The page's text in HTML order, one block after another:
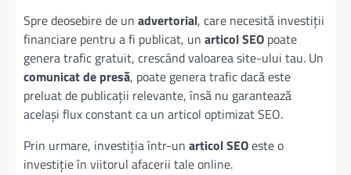
Spre deosebire de un advertorial, care necesită investiții
financiare pentru a fi publicat, un articol SEO poate
genera trafic gratuit, crescând valoarea site-ului tau. Un
comunicat de presă, poate genera trafic dacă este
preluat de publicații relevante, însă nu garantează
același flux constant ca un articol optimizat SEO.
Prin urmare, investiția într-un articol SEOeste o
investiție în viitorul afacerii tale online.